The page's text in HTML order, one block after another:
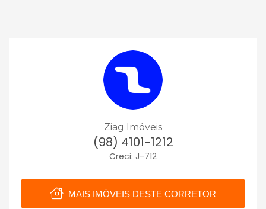
Ziag Imóveis
(98) 4101-1212
Creci: J-712
MAIS IMÓVEIS DESTE CORRETOR